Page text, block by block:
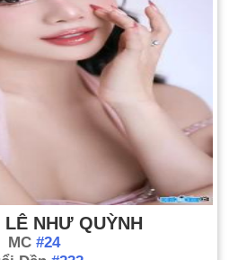
LÊ NHƯ QUỲNH
MC #24